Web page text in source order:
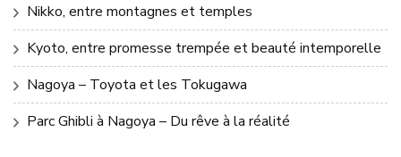
Nikko, entre montagnes et temples
Kyoto, entre promesse trempée et beauté intemporelle
Nagoya – Toyota et les Tokugawa
Parc Ghibli à Nagoya – Du rêve à la réalité